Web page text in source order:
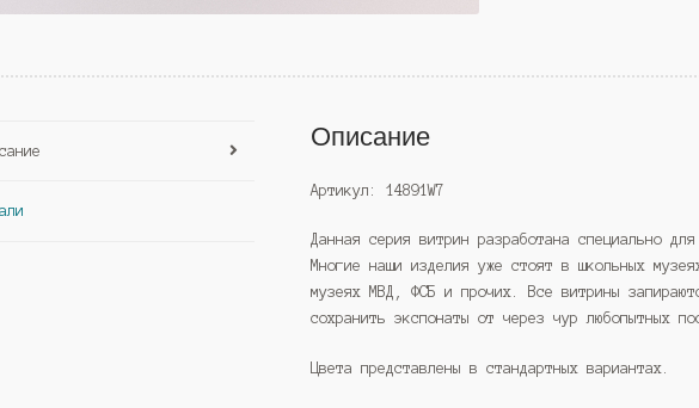
Описание
Артикул: 14891W7
Данная серия витрин разработана специально для
Многие наши изделия уже стоят в школьных
музеях МВД, ФСБ и прочих. Все витрины
сохранить экспонаты от через чур любопытных
Цвета представлены в стандартных вариантах.